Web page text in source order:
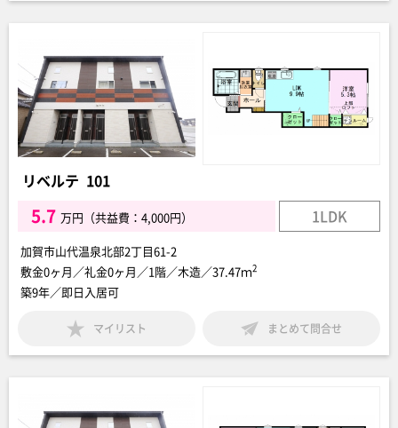
リベルテ 101
5.7 万円（共益費：4,000円） 1LDK
加賀市山代温泉北部2丁目61-2
敷金0ヶ月／礼金0ヶ月／1階／木造／37.47ｍ2
築9年／即日入居可
マイリスト まとめて問合せ